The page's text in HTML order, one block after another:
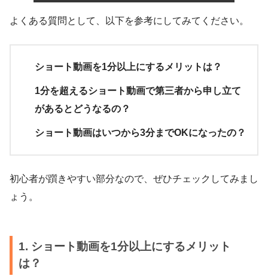
よくある質問として、以下を参考にしてみてください。
ショート動画を1分以上にするメリットは？
1分を超えるショート動画で第三者から申し立て
があるとどうなるの？
ショート動画はいつから3分までOKになったの？
初心者が躓きやすい部分なので、ぜひチェックしてみまし
ょう。
1. ショート動画を1分以上にするメリット
は？